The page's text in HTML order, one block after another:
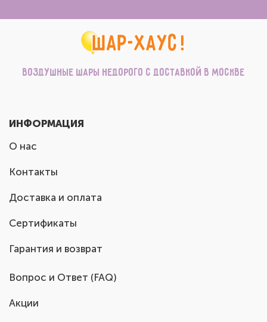
Воздушные шары недорого с доставкой в Москве
ИНФОРМАЦИЯ
О нас
Контакты
Доставка и оплата
Сертификаты
Гарантия и возврат
Вопрос и Ответ (FAQ)
Акции